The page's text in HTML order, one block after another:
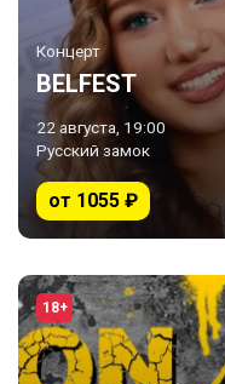
Концерт
BELFEST
22 августа, 19:00
Русский замок
от 1055 ₽
18+